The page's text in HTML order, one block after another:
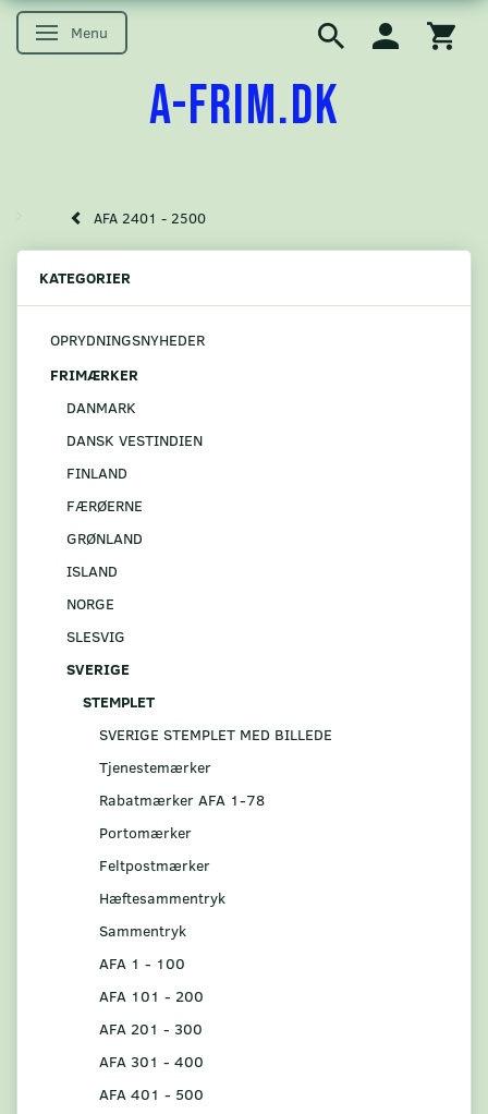
Skifte navigation
Menu
A-FRIM.DK
AFA 2401 - 2500
KATEGORIER
OPRYDNINGSNYHEDER
FRIMÆRKER
DANMARK
DANSK VESTINDIEN
FINLAND
FÆRØERNE
GRØNLAND
ISLAND
NORGE
SLESVIG
SVERIGE
STEMPLET
SVERIGE STEMPLET MED BILLEDE
Tjenestemærker
Rabatmærker AFA 1-78
Portomærker
Feltpostmærker
Hæftesammentryk
Sammentryk
AFA 1 - 100
AFA 101 - 200
AFA 201 - 300
AFA 301 - 400
AFA 401 - 500